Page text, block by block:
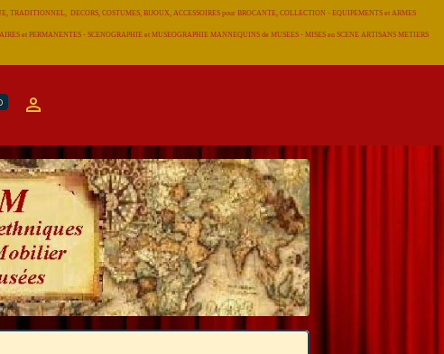
DECORS, COSTUMES, BIJOUX, ACCESSOIRES pour BROCANTE, COLLECTION - EQUIPEMENTS et ARMES
et PERMANENTES - SCENOGRAPHIE et MUSEOGRAPHIE MANNEQUINS de MUSEES - MISES en SCENE ARTISANS METIERS